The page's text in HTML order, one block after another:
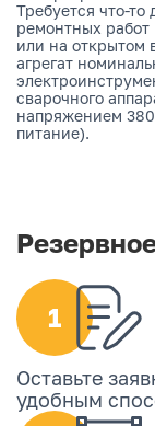
Требуется что-то
ремонтных
или на открытом
агрегат
сварочного
напряжением 380
питание).
1
Оставьте
удобным